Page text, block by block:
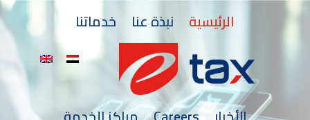
الرئيسية نبذة عنا خدماتنا